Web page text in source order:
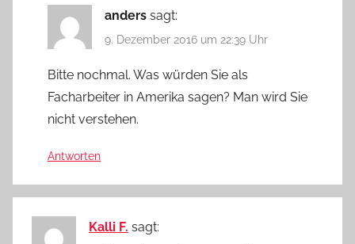
anders sagt:
9. Dezember 2016 um 22:39 Uhr
Bitte nochmal. Was würden Sie als
Facharbeiter in Amerika sagen? Man wird Sie
nicht verstehen.
Antworten
Kalli F. sagt: